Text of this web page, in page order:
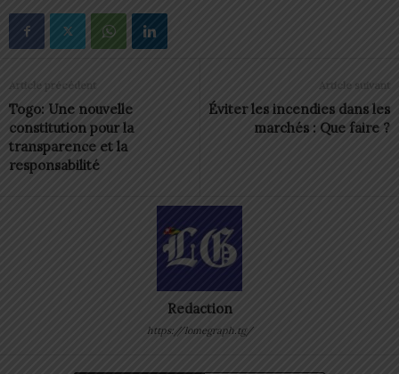
Article précédent
Togo: Une nouvelle
constitution pour la
transparence et la
responsabilité
Article suivant
Éviter les incendies dans les
marchés : Que faire ?
Redaction
https://lomegraph.tg/